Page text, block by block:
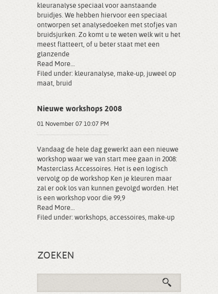
kleuranalyse speciaal voor aanstaande
bruidjes. We hebben hiervoor een speciaal
ontworpen set analysedoeken met stofjes van
bruidsjurken. Zo komt u te weten welk wit u het
meest flatteert, of u beter staat met een
glanzende
Read More...
Filed under: kleuranalyse, make-up, juweel op
maat, bruid
Nieuwe workshops 2008
01 November 07 10:07 PM
Vandaag de hele dag gewerkt aan een nieuwe
workshop waar we van start mee gaan in 2008:
Masterclass Accessoires. Het is een logisch
vervolg op de workshop Ken je kleuren maar
zal er ook los van kunnen gevolgd worden. Het
is een workshop voor die 99,9
Read More...
Filed under: workshops, accessoires, make-up
ZOEKEN